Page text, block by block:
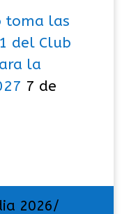
toma las
del Club
la
7 de
2026/